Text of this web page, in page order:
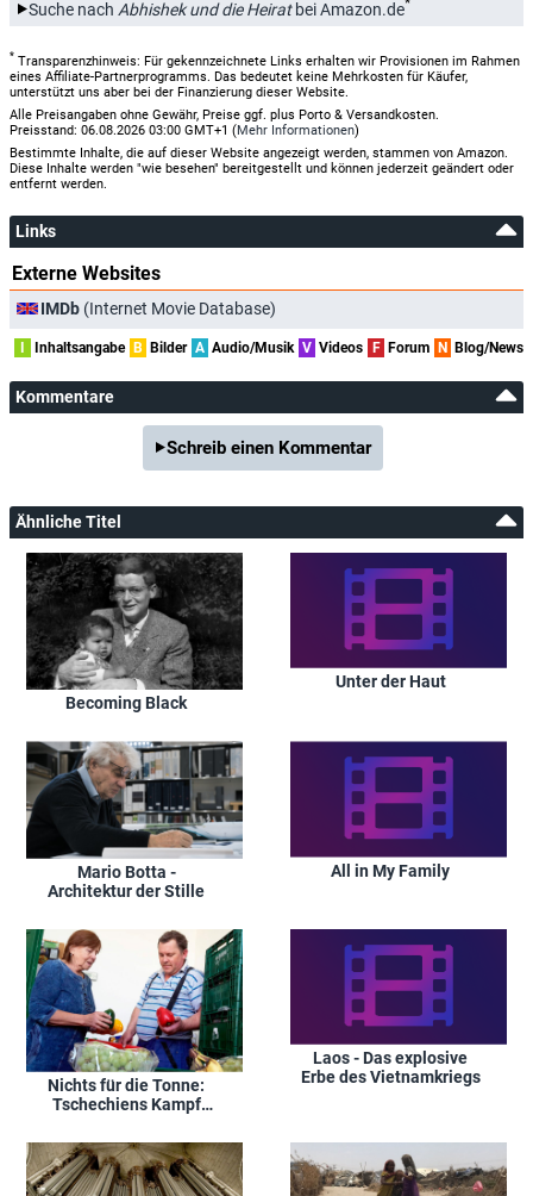
Suche nach Abhishek und die Heiratbei Amazon.de*
* Transparenzhinweis: Für gekennzeichnete Links erhalten wir Provisionen im Rahmen
eines Affiliate-Partnerprogramms. Das bedeutet keine Mehrkosten für Käufer,
unterstützt uns aber bei der Finanzierung dieser Website.
Alle Preisangaben ohne Gewähr, Preise ggf. plus Porto & Versandkosten.
Preisstand: 06.08.2026 03:00 GMT+1 (Mehr Informationen)
Bestimmte Inhalte, die auf dieser Website angezeigt werden, stammen von Amazon.
Diese Inhalte werden "wie besehen" bereitgestellt und können jederzeit geändert oder
entfernt werden.
Links
Externe Websites
IMDb (Internet Movie Database)
I Inhaltsangabe B Bilder A Audio/Musik V Videos F Forum N Blog/News
Kommentare
Schreib einen Kommentar
Ähnliche Titel
Becoming Black
Unter der Haut
Mario Botta -
Architektur der Stille
All in My Family
Nichts für die Tonne:
Tschechiens Kampf
Verschwendung
Laos - Das explosive
Erbe des Vietnamkriegs